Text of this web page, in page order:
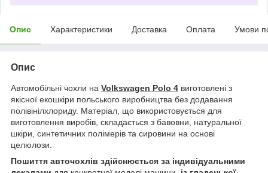
Опис Характеристики Доставка Оплата Умови
Опис
Автомобільні чохли на Volkswagen Polo 4 виготовлені з
якісної екошкіри польського виробництва без додавання
полівінілхлориду. Матеріал, що використовується для
виготовлення виробів, складається з бавовни, натуральної
шкіри, синтетичних полімерів та сировини на основі
целюлози.
Пошиття авточохлів здійснюється за індивідуальними